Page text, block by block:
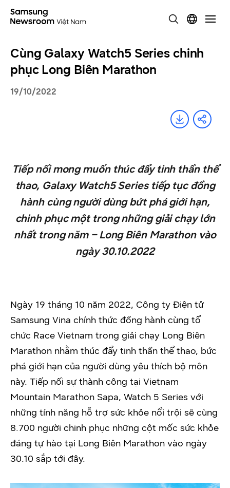
Cùng Galaxy Watch5 Series chinh
phục Long Biên Marathon
19/10/2022
Tiếp nối mong muốn thúc đẩy tinh thần thể
thao, Galaxy Watch5 Series tiếp tục đồng
hành cùng người dùng bứt phá giới hạn,
chinh phục một trong những giải chạy lớn
nhất trong năm – Long Biên Marathon vào
ngày 30.10.2022
Ngày 19 tháng 10 năm 2022, Công ty Điện tử
Samsung Vina chính thức đồng hành cùng tổ
chức Race Vietnam trong giải chạy Long Biên
Marathon nhằm thúc đẩy tinh thần thể thao, bức
phá giới hạn của người dùng yêu thích bộ môn
này. Tiếp nối sự thành công tại Vietnam
Mountain Marathon Sapa, Watch 5 Series với
những tính năng hỗ trợ sức khỏe nổi trội sẽ cùng
8.700 người chinh phục những cột mốc sức khỏe
đáng tự hào tại Long Biên Marathon vào ngày
30.10 sắp tới đây.